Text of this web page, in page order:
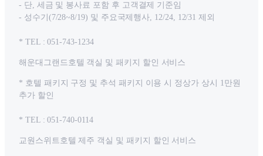
- 단, 세금 및 봉사료 포함 후 고객결제 기준임
- 성수기(7/28~8/19) 및 주요국제행사, 12/24, 12/31 제외
* TEL : 051-743-1234
해운대그랜드호텔 객실 및 패키지 할인 서비스
* 호텔 패키지 구정 및 추석 패키지 이용 시 정상가 상시 1만원
추가 할인
* TEL : 051-740-0114
교원스위트호텔 제주 객실 및 패키지 할인 서비스